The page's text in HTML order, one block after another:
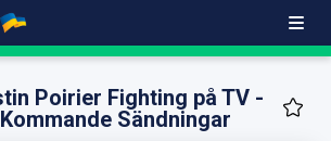
Poirier Fighting på TV -
Kommande Sändningar